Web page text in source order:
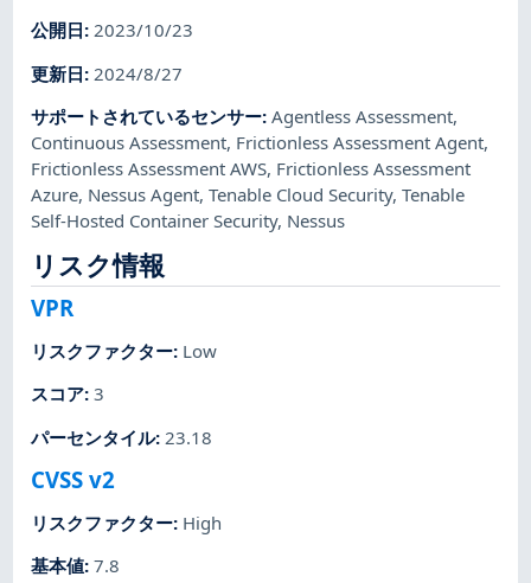
公開日:2023/10/23
更新日: 2024/8/27
サポートされているセンサー:Agentless Assessment,
Continuous Assessment, Frictionless Assessment Agent,
Frictionless Assessment AWS, Frictionless Assessment
Azure, Nessus Agent,Tenable Cloud Security,Tenable
Self-Hosted Container Security, Nessus
リスク情報
VPR
リスクファクター: Low
スコア:3
パーセンタイル: 23.18
CVSS v2
リスクファクター: High
基本値:7.8